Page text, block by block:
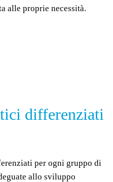
alle proprie necessità.
differenziati
per ogni gruppo di
allo sviluppo